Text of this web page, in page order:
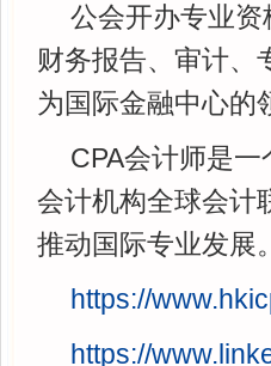
公会开办专业
财务报告、审计、
为国际金融中心的
CPA会计师是
会计机构全球会计
推动国际专业发展。
https://
https://